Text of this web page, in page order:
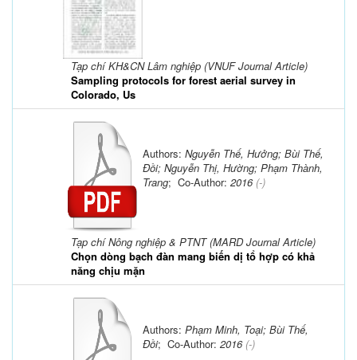
Tạp chí KH&CN Lâm nghiệp (VNUF Journal Article)
Sampling protocols for forest aerial survey in
Colorado, Us
Tạp chí Nông nghiệp & PTNT (MARD Journal Article)
Chọn dòng bạch đàn mang biến dị tổ hợp có khả
năng chịu mặn
Authors: Nguyễn Thế, Hưởng; Bùi Thế,
Đồi; Nguyễn Thị, Hường; Phạm Thành,
Trang; Co-Author: 2016(-)
Authors: Phạm Minh, Toại; Bùi Thế,
Đồi; Co-Author: 2016(-)